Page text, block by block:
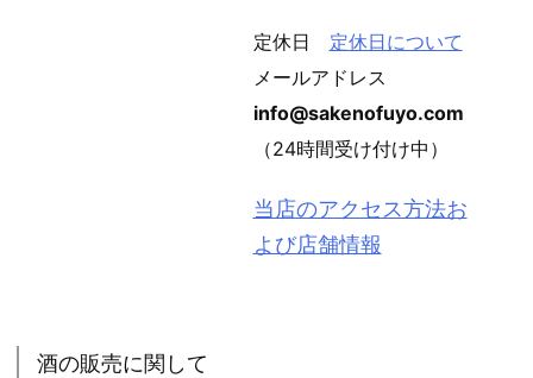
定休日 定休日について
メールアドレス
info@sakenofuyo.com
（24時間受け付け中）
当店のアクセス方法お
よび店舗情報
酒の販売に関して